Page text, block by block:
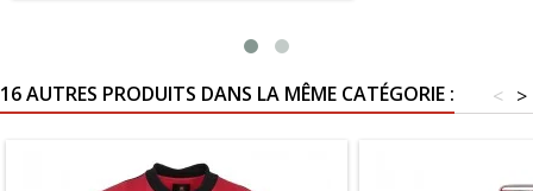
16 AUTRES PRODUITS DANS LA MÊME CATÉGORIE : >
<